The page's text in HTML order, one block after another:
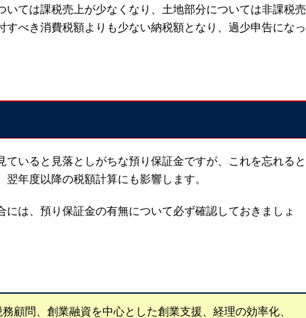
いては課税売上が少なくなり、土地部分については非課税売
すべき消費税額よりも少ない納税額となり、過少申告になっ
ていると見落としがちな預り保証金ですが、これを忘れると
年度以降の税額計算にも影響します。
は、預り保証金の有無について必ず確認しておきましょ
顧問、創業融資を中心とした創業支援、経理の効率化、